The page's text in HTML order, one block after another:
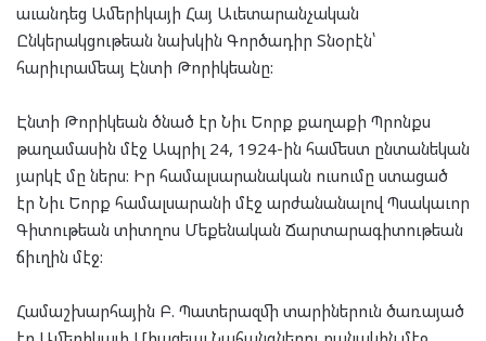
աւանդեց Ամերիկայի Հայ Աւետարանչական
Ընկերակցութեան նախկին Գործադիր Տնօրէն՝
հարիւրամեայ Էնտի Թորիկեանը:
Էնտի Թորիկեան ծնած էր Նիւ Եորք քաղաքի Պրոնքս
թաղամասին մէջ Ապրիլ 24, 1924-ին համեստ ընտանեկան
յարկէ մը ներս: Իր համալսարանական ուսումը ստացած
էր Նիւ Եորք համալսարանի մէջ արժանանալով Պսակաւոր
Գիտութեան տիտղոս Մեքենական Ճարտարագիտութեան
ճիւղին մէջ:
Համաշխարհային Բ. Պատերազմի տարիներուն ծառայած